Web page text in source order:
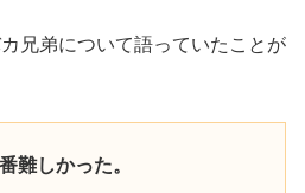
兄弟について語っていたことが
難しかった。